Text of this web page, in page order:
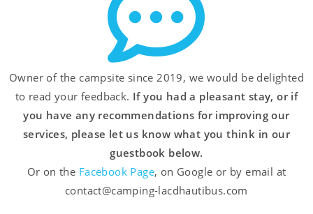
Owner of the campsite since 2019, we would be delighted
to read your feedback. If you had a pleasant stay, or if
you have any recommendations for improving our
services, please let us know what you think in our
guestbook below.
Or on the Facebook Page, on Google or by email at
contact@camping-lacdhautibus.com